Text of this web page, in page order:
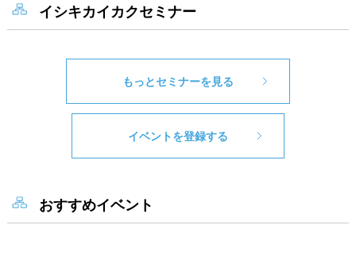
イシキカイカクセミナー
もっとセミナーを見る
イベントを登録する
おすすめイベント